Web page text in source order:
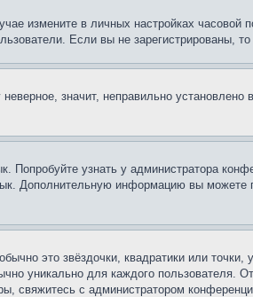
измените в личных настройках часовой
Если вы не зарегистрированы,
значит, неправильно установлено
узнать у администратора
Дополнительную информацию вы можете
это звёздочки, квадратики или
уникально для каждого пользователя.
свяжитесь с администратором